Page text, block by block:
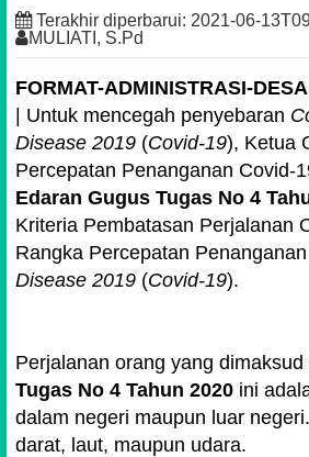
Terakhir diperbarui: 2021-06-
MULIATI, S.Pd
FORMAT-ADMINISTRASI-
| Untuk mencegah penyebaran
Disease 2019 (Covid-19), Ketua
Percepatan Penanganan Covid-
Edaran Gugus Tugas No 4
Kriteria Pembatasan Perjalanan
Rangka Percepatan Penanganan
Disease 2019 (Covid-19).
Perjalanan orang yang dimaksud
Tugas No 4 Tahun 2020 ini
dalam negeri maupun luar
darat, laut, maupun udara.